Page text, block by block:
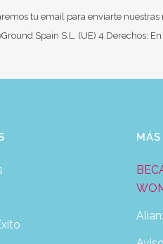
tu email para enviarte
Spain S.L. (UE) 4.Derechos: